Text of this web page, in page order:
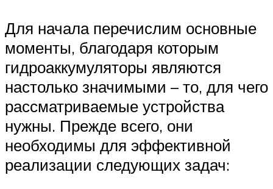
Для начала перечислим основные
моменты, благодаря которым
гидроаккумуляторы являются
настолько значимыми – то, для чего
рассматриваемые устройства
нужны. Прежде всего, они
необходимы для эффективной
реализации следующих задач: